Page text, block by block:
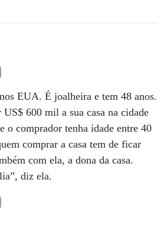
EUA. É joalheira e tem 48 anos.
600 mil a sua casa na cidade
o comprador tenha idade entre 40
comprar a casa tem de ficar
com ela, a dona da casa.
diz ela.